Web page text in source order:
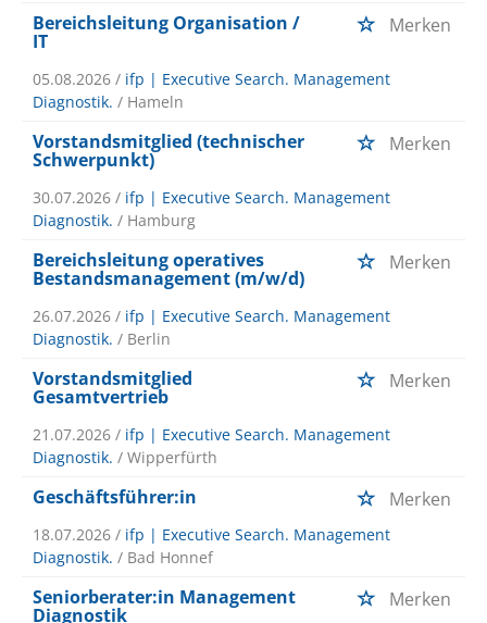
Bereichsleitung Organisation /
IT
Merken
05.08.2026 / ifp | Executive Search. Management
Diagnostik. / Hameln
Vorstandsmitglied (technischer
Schwerpunkt)
Merken
30.07.2026 / ifp | Executive Search. Management
Diagnostik. / Hamburg
Bereichsleitung operatives
Bestandsmanagement (m/w/d)
Merken
26.07.2026 / ifp | Executive Search. Management
Diagnostik. / Berlin
Vorstandsmitglied
Gesamtvertrieb
Merken
21.07.2026 / ifp | Executive Search. Management
Diagnostik. / Wipperfürth
Geschäftsführer:in Merken
18.07.2026 / ifp | Executive Search. Management
Diagnostik. / Bad Honnef
Seniorberater:in Management
Diagnostik
Merken